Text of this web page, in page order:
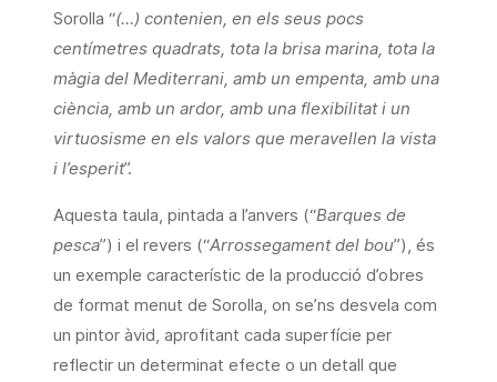
Sorolla “(…) contenien, en els seus pocs
centímetres quadrats, tota la brisa marina, tota la
màgia del Mediterrani, amb un empenta, amb una
ciència, amb un ardor, amb una flexibilitat i un
virtuosisme en els valors que meravellen la vista
i l’esperit”.
Aquesta taula, pintada a l’anvers (“Barques de
pesca”) i el revers (“Arrossegament del bou”), és
un exemple característic de la producció d’obres
de format menut de Sorolla, on se’ns desvela com
un pintor àvid, aprofitant cada superfície per
reflectir un determinat efecte o un detall que